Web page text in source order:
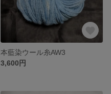
本藍染ウール糸AW3
3,600円